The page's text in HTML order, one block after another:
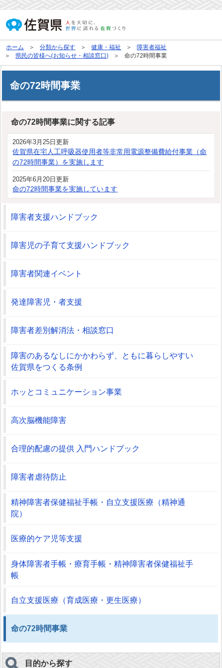
ホーム 分類から探す 健康・福祉
障害者福祉
県民の皆様へ(お知らせ・相談窓口)
命の72時間事業
命の72時間事業
命の72時間事業に関する記事
2026年3月25日更新
佐賀県在宅人工呼吸器使用者等非常用電源整備費給付事業（命
の72時間事業）を実施します
2025年6月20日更新
命の72時間事業を実施しています
障害者支援ハンドブック
障害児の子育て支援ハンドブック
障害者関連イベント
発達障害児・者支援
障害者差別解消法・相談窓口
障害のあるなしにかかわらず、ともに暮らしやすい
佐賀県をつくる条例
ホッとコミュニケーション事業
高次脳機能障害
合理的配慮の提供 入門ハンドブック
障害者虐待防止
精神障害者保健福祉手帳・自立支援医療（精神通
院）
医療的ケア児等支援
身体障害者手帳・療育手帳・精神障害者保健福祉手
帳
自立支援医療（育成医療・更生医療）
命の72時間事業
目的から探す